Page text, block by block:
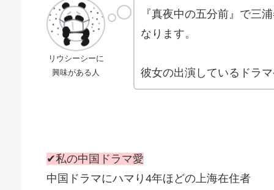
リウシーシーに
興味がある人
『真夜中の五分前』で三
なります。
彼女の出演しているドラ
✔私の中国ドラマ愛
中国ドラマにハマり4年ほどの上海在住者